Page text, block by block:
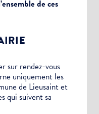
de ces
sur rendez-vous
uniquement les
de Lieusaint et
qui suivent sa